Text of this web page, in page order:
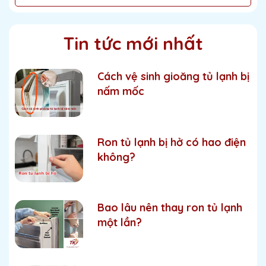
Với thiết kế chuẩn theo khuôn ron nguyên bản của
lắp đặt dễ dàng – hoạt động hiệu quả mà không
cần chỉnh sửa cấu trúc khung cửa.
Tin tức mới nhất
Cách vệ sinh gioăng tủ lạnh bị
nấm mốc
Ron tủ lạnh bị hở có hao điện
không?
Bao lâu nên thay ron tủ lạnh
một lần?